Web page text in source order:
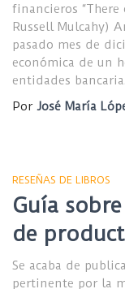
financieros
Russell Mulcahy)
pasado mes de
económica de un
entidades
Por José María
RESEÑAS DE LIBROS
Guía
de
Se acaba de
pertinente por la